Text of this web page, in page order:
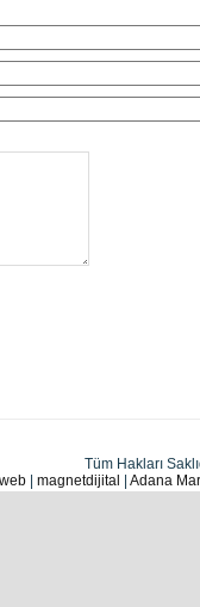
Tüm Hakları
magnetdijital Adana